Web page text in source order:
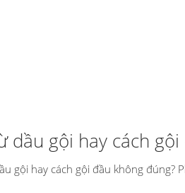
dầu gội hay cách gội
gội hay cách gội đầu không đúng?